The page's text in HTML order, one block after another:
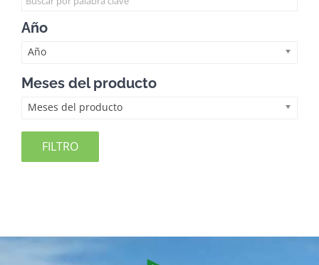
Año
Año
Meses del producto
Meses del producto
FILTRO